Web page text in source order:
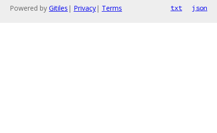
Powered by Gitiles | Privacy| Terms txt json